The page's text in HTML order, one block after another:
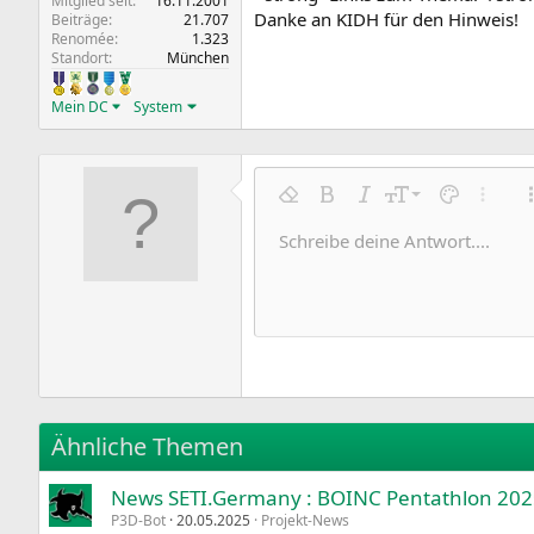
Beiträge
21.707
Renomée
1.323
Standort
München
Mein DC System
Danke an KIDH für den Hinweis!
Formatierung entfernen
Fett KursivSchriftgröße
9
10
18
Textfarbe
Schriftfamilie
Arial
Times New Roman
Verdana
Durchgestrichen
Unterstrichen
Inline-Code
Inline-Spoiler
Insert horizontal line
SpoilerCode
Schreibe deine Antwort....
Ähnliche Themen
News SETI.Germany : BOINC Pentathlon
P3D-Bot 20.05.2025 Projekt-News